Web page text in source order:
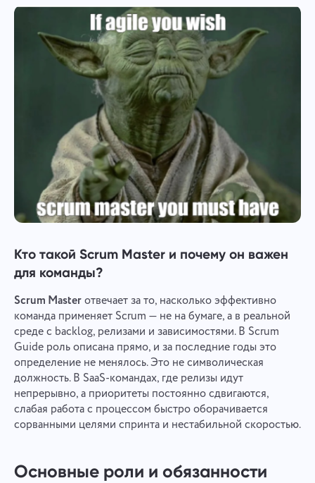
Кто такой Scrum Master и почему он важен
для команды?
Scrum Masterотвечает за то, насколько эффективно
команда применяет Scrum — не на бумаге, а в реальной
среде с backlog, релизами и зависимостями. В Scrum
Guide роль описана прямо, и за последние годы это
определение не менялось. Это не символическая
должность. В SaaS-командах, где релизы идут
непрерывно, а приоритеты постоянно сдвигаются,
слабая работа с процессом быстро оборачивается
сорванными целями спринта и нестабильной скоростью.
Основные роли и обязанности